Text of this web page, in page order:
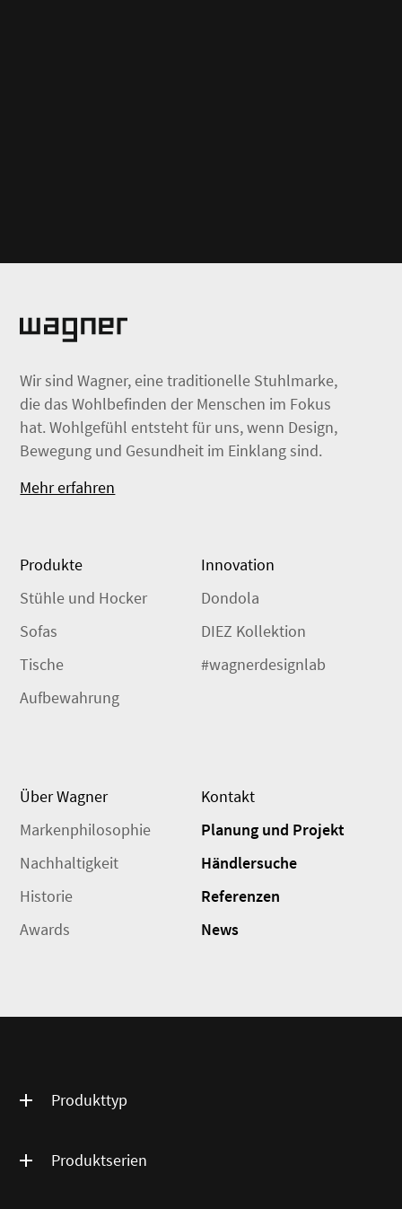
Wir sind Wagner, eine traditionelle Stuhlmarke,
die das Wohlbefinden der Menschen im Fokus
hat. Wohlgefühl entsteht für uns, wenn Design,
Bewegung und Gesundheit im Einklang sind.
Mehr erfahren
Produkte
Stühle und Hocker
Sofas
Tische
Aufbewahrung
Innovation
Dondola
DIEZ Kollektion
#wagnerdesignlab
Über Wagner
Markenphilosophie
Nachhaltigkeit
Historie
Awards
Kontakt
Planung und Projekt
Händlersuche
Referenzen
News
Produkttyp
Produktserien